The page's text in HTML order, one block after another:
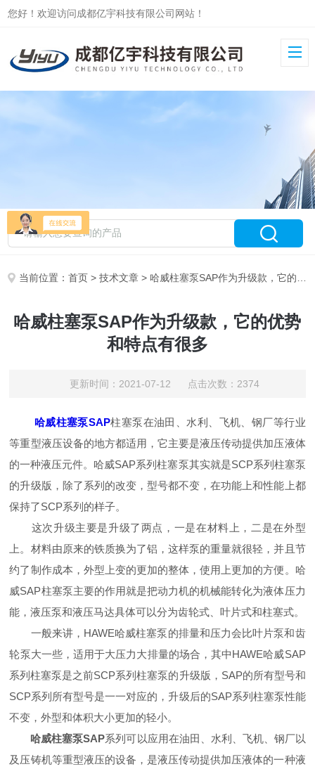
您好！欢迎访问成都亿宇科技有限公司网站！
当前位置：首页 >技术文章 > 哈威柱塞泵SAP作为升级款，它的优势和特点有很多
哈威柱塞泵SAP作为升级款，它的优势
和特点有很多
更新时间：2021-07-12 点击次数：2374
哈威柱塞泵SAP柱塞泵在油田、水利、飞机、钢厂等行业
等重型液压设备的地方都适用，它主要是液压传动提供加压液体
的一种液压元件。哈威SAP系列柱塞泵其实就是SCP系列柱塞泵
的升级版，除了系列的改变，型号都不变，在功能上和性能上都
保持了SCP系列的样子。
这次升级主要是升级了两点，一是在材料上，二是在外型
上。材料由原来的铁质换为了铝，这样泵的重量就很轻，并且节
约了制作成本，外型上变的更加的整体，使用上更加的方便。哈
威SAP柱塞泵主要的作用就是把动力机的机械能转化为液体压力
能，液压泵和液压马达具体可以分为齿轮式、叶片式和柱塞式。
一般来讲，HAWE哈威柱塞泵的排量和压力会比叶片泵和齿
轮泵大一些，适用于大压力大排量的场合，其中HAWE哈威SAP
系列柱塞泵是之前SCP系列柱塞泵的升级版，SAP的所有型号和
SCP系列所有型号是一一对应的，升级后的SAP系列柱塞泵性能
不变，外型和体积大小更加的轻小。
哈威柱塞泵SAP系列可以应用在油田、水利、飞机、钢厂以
及压铸机等重型液压的设备，是液压传动提供加压液体的一种液